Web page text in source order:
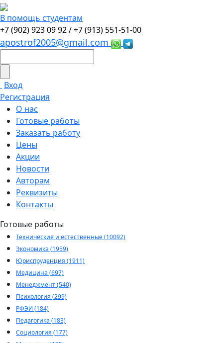
В помощь студентам
+7 (902) 923 09 92 /+7 (913) 551-51-00
apostrof2005@gmail.com
Вход
Регистрация
О нас
Готовые работы
Заказать работу
Цены
Акции
Новости
Авторам
Реквизиты
Контакты
Готовые работы
Технические и естественные (10092)
Экономика (1959)
Юриспруденция (1911)
Медицина (697)
Менеджмент (540)
Психология (299)
РФЭИ (184)
Педагогика (183)
Социология (177)